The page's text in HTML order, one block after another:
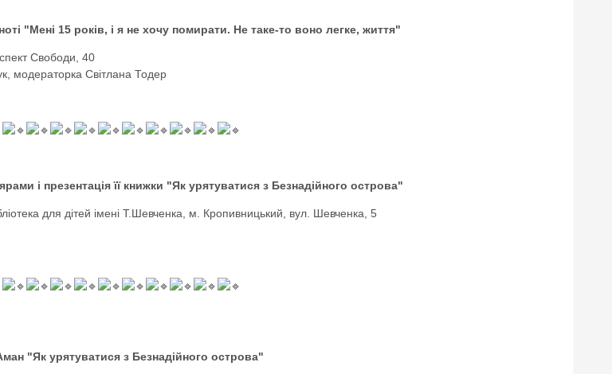
"Мені 15 років, і я не хочу помирати. Не таке-то воно легке, життя"
Свободи, 40
модераторка Світлана Тодер
і презентація її книжки "Як урятуватися з Безнадійного острова"
для дітей імені Т.Шевченка, м. Кропивницький, вул. Шевченка, 5
"Як урятуватися з Безнадійного острова"